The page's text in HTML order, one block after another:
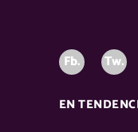
Fb. Tw.
EN